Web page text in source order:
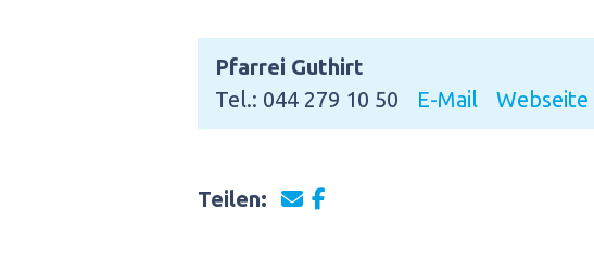
Pfarrei Guthirt
Tel.: 044 279 10 50
E-Mail Webseite
Teilen: